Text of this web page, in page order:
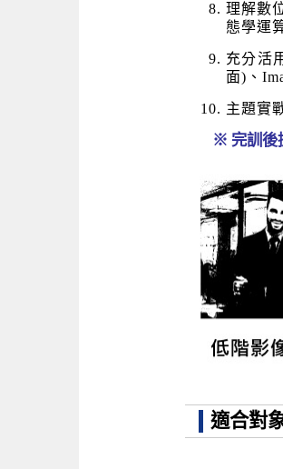
理解數
態學運
充分活
面)、
主題實
※ 完訓後
適合對